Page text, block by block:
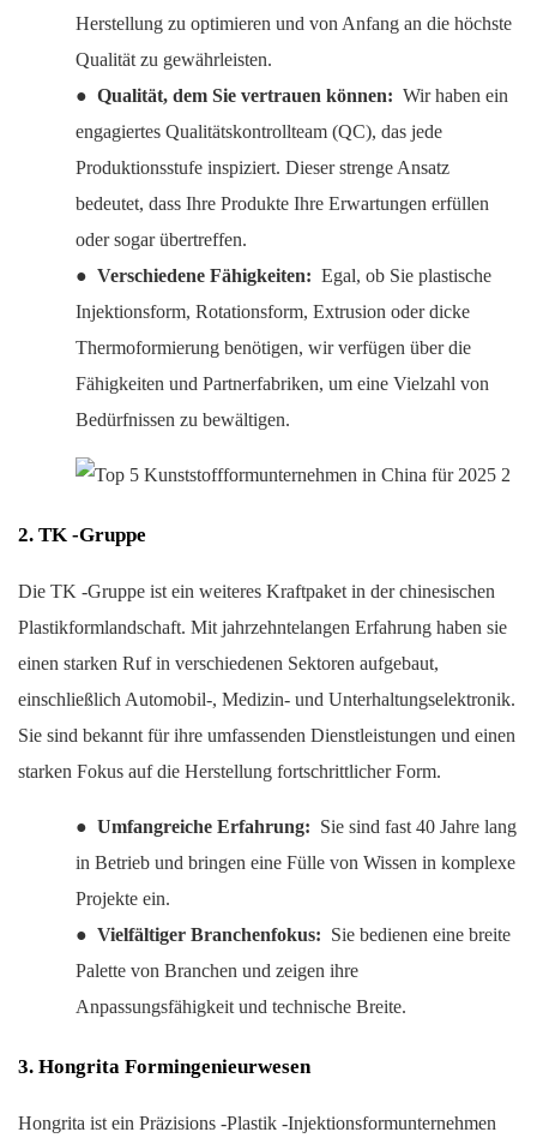
Herstellung zu optimieren und von Anfang an die höchste
Qualität zu gewährleisten.
● Qualität, dem Sie vertrauen können: Wir haben ein
engagiertes Qualitätskontrollteam (QC), das jede
Produktionsstufe inspiziert. Dieser strenge Ansatz
bedeutet, dass Ihre Produkte Ihre Erwartungen erfüllen
oder sogar übertreffen.
● Verschiedene Fähigkeiten: Egal, ob Sie plastische
Injektionsform, Rotationsform, Extrusion oder dicke
Thermoformierung benötigen, wir verfügen über die
Fähigkeiten und Partnerfabriken, um eine Vielzahl von
Bedürfnissen zu bewältigen.
2. TK -Gruppe
Die TK -Gruppe ist ein weiteres Kraftpaket in der chinesischen
Plastikformlandschaft. Mit jahrzehntelangen Erfahrung haben sie
einen starken Ruf in verschiedenen Sektoren aufgebaut,
einschließlich Automobil-, Medizin- und Unterhaltungselektronik.
Sie sind bekannt für ihre umfassenden Dienstleistungen und einen
starken Fokus auf die Herstellung fortschrittlicher Form.
● Umfangreiche Erfahrung: Sie sind fast 40 Jahre lang
in Betrieb und bringen eine Fülle von Wissen in komplexe
Projekte ein.
● Vielfältiger Branchenfokus: Sie bedienen eine breite
Palette von Branchen und zeigen ihre
Anpassungsfähigkeit und technische Breite.
3. Hongrita Formingenieurwesen
Hongrita ist ein Präzisions -Plastik -Injektionsformunternehmen